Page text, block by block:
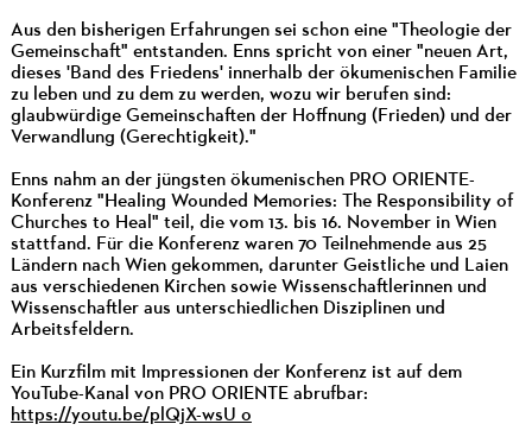
Aus den bisherigen Erfahrungen sei schon eine "Theologie der
Gemeinschaft" entstanden. Enns spricht von einer "neuen Art,
dieses 'Band des Friedens' innerhalb der ökumenischen Familie
zu leben und zu dem zu werden, wozu wir berufen sind:
glaubwürdige Gemeinschaften der Hoffnung (Frieden) und der
Verwandlung (Gerechtigkeit)."
Enns nahm an der jüngsten ökumenischen PRO ORIENTE-
Konferenz "Healing Wounded Memories: The Responsibility of
Churches to Heal" teil, die vom 13. bis 16. November in Wien
stattfand. Für die Konferenz waren 70 Teilnehmende aus 25
Ländern nach Wien gekommen, darunter Geistliche und Laien
aus verschiedenen Kirchen sowie Wissenschaftlerinnen und
Wissenschaftler aus unterschiedlichen Disziplinen und
Arbeitsfeldern.
Ein Kurzfilm mit Impressionen der Konferenz ist auf dem
YouTube-Kanal von PRO ORIENTE abrufbar:
https://youtu.be/plQjX-wsU_o